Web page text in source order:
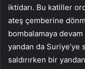
iktidarı. Bu katiller
ateş çemberine
bombalamaya
yandan da Suriye’ye
saldırırken bir